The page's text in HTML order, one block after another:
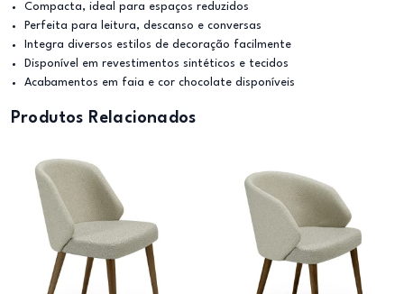
Compacta, ideal para espaços reduzidos
Perfeita para leitura, descanso e conversas
Integra diversos estilos de decoração facilmente
Disponível em revestimentos sintéticos e tecidos
Acabamentos em faia e cor chocolate disponíveis
Produtos Relacionados